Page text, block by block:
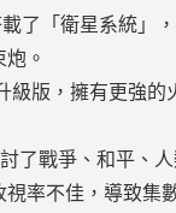
載了「衛星系統」
。
級版，擁有更強的
了戰爭、和平、
率不佳，導致集